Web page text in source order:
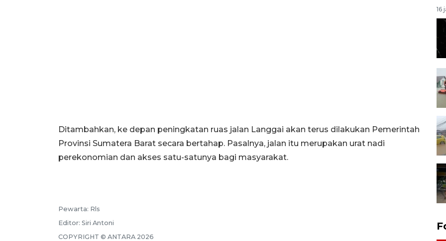
Ditambahkan, ke depan peningkatan ruas jalan Langgai akan terus dilakukan Pemerintah
Provinsi Sumatera Barat secara bertahap. Pasalnya, jalan itu merupakan urat nadi
perekonomian dan akses satu-satunya bagi masyarakat.
Pewarta: Rls
Editor: Siri Antoni
COPYRIGHT © ANTARA 2026
16